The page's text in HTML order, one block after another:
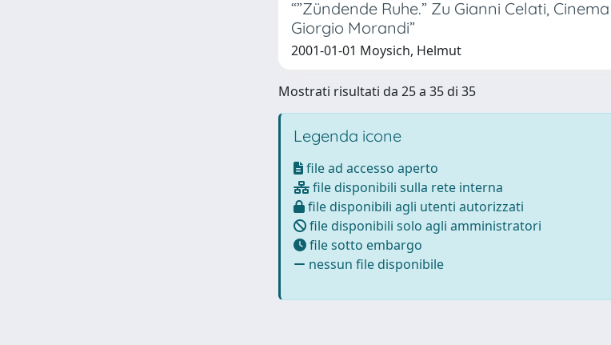
“”Zündende Ruhe.” Zu Gianni Celati,
Giorgio Morandi”
2001-01-01 Moysich, Helmut
Mostrati risultati da 25 a 35 di 35
Legenda icone
file ad accesso aperto
file disponibili sulla rete interna
file disponibili agli utenti autorizzati
file disponibili solo agli amministratori
file sotto embargo
nessun file disponibile